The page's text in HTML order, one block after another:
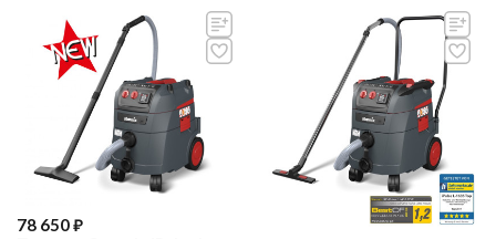
78 650₽